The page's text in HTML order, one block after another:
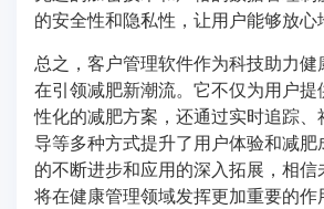
的安全性和隐私性，让用户能够放心
总之，客户管理软件作为科技助力
在引领减肥新潮流。它不仅为用户
性化的减肥方案，还通过实时追踪
导等多种方式提升了用户体验和减
的不断进步和应用的深入拓展，相
将在健康管理领域发挥更加重要的作